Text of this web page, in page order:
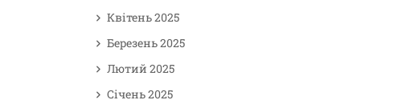
Квітень 2025
Березень 2025
Лютий 2025
Січень 2025